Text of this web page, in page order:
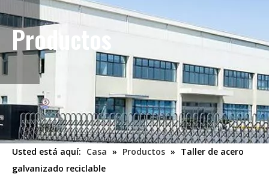
Productos
Usted está aquí: Casa » Productos » Taller de acero
galvanizado reciclable